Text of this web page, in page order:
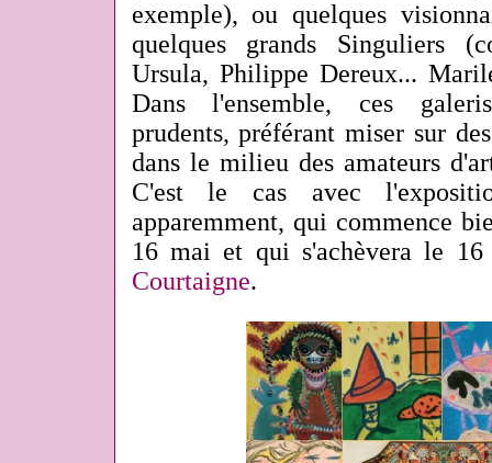
exemple), ou quelques
quelques grands Singuliers
Ursula, Philippe Dereux...
Dans l'ensemble, ces
prudents, préférant miser sur
dans le milieu des amateurs
C'est le cas avec
apparemment, qui commence
16 mai et qui s'achèvera le
Courtaigne.